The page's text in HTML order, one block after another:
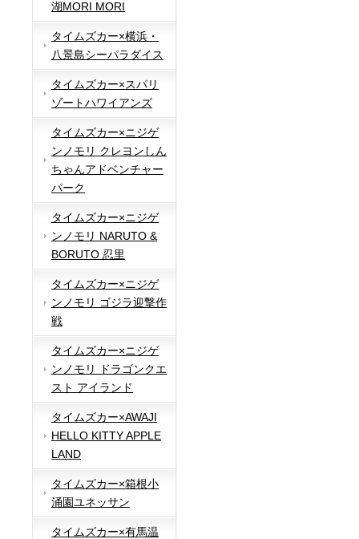
湖MORI MORI
タイムズカー×横浜・
八景島シーパラダイス
タイムズカー×スパリ
ゾートハワイアンズ
タイムズカー×ニジゲ
ンノモリ クレヨンしん
ちゃんアドベンチャー
パーク
タイムズカー×ニジゲ
ンノモリ NARUTO &
BORUTO 忍里
タイムズカー×ニジゲ
ンノモリ ゴジラ迎撃作
戦
タイムズカー×ニジゲ
ンノモリ ドラゴンクエ
スト アイランド
タイムズカー×AWAJI
HELLO KITTY APPLE
LAND
タイムズカー×箱根小
涌園ユネッサン
タイムズカー×有馬温